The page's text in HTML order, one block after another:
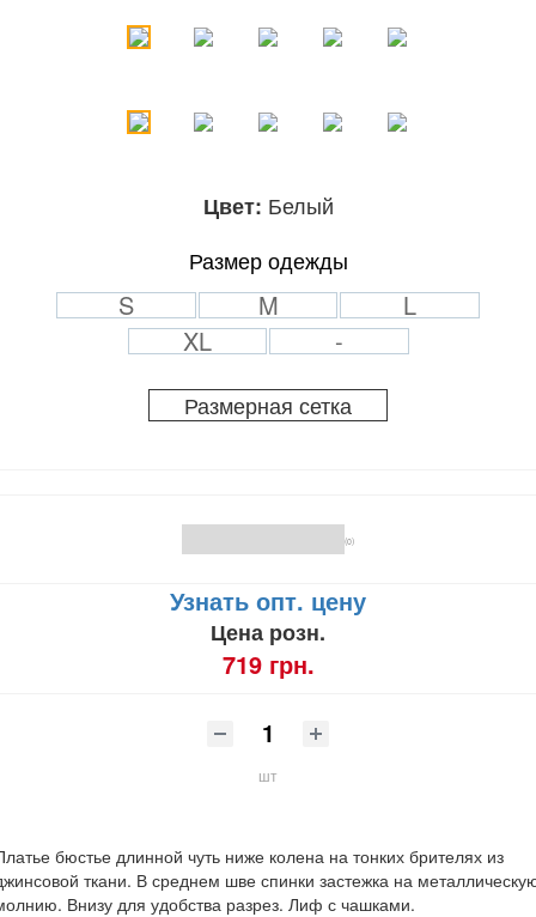
Цвет: Белый
Размер одежды
S M
L
XL
-
Размерная сетка
(0)
Узнать опт. цену
Цена розн.
719 грн.
шт
бюстье длинной чуть ниже колена на тонких брителях из
ткани. В среднем шве спинки застежка на
Внизу для удобства разрез. Лиф с чашками.